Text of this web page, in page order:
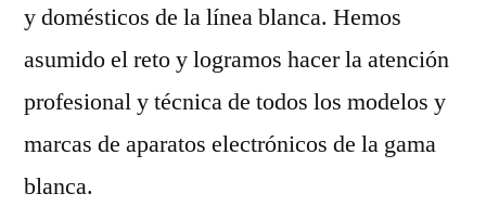
y domésticos de la línea blanca. Hemos
asumido el reto y logramos hacer la atención
profesional y técnica de todos los modelos y
marcas de aparatos electrónicos de la gama
blanca.